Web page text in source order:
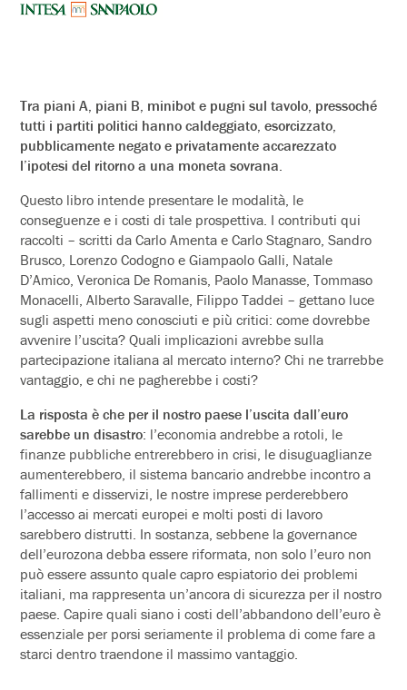
Tra piani A, piani B, minibot e pugni sul tavolo, pressoché
tutti i partiti politici hanno caldeggiato, esorcizzato,
pubblicamente negato e privatamente accarezzato
l’ipotesi del ritorno a una moneta sovrana.
Questo libro intende presentare le modalità, le
conseguenze e i costi di tale prospettiva. I contributi qui
raccolti – scritti da Carlo Amenta e Carlo Stagnaro, Sandro
Brusco, Lorenzo Codogno e Giampaolo Galli, Natale
D’Amico, Veronica De Romanis, Paolo Manasse, Tommaso
Monacelli, Alberto Saravalle, Filippo Taddei – gettano luce
sugli aspetti meno conosciuti e più critici: come dovrebbe
avvenire l’uscita? Quali implicazioni avrebbe sulla
partecipazione italiana al mercato interno? Chi ne trarrebbe
vantaggio, e chi ne pagherebbe i costi?
La risposta è che per il nostro paese l’uscita dall’euro
sarebbe un disastro: l’economia andrebbe a rotoli, le
finanze pubbliche entrerebbero in crisi, le disuguaglianze
aumenterebbero, il sistema bancario andrebbe incontro a
fallimenti e disservizi, le nostre imprese perderebbero
l’accesso ai mercati europei e molti posti di lavoro
sarebbero distrutti. In sostanza, sebbene la governance
dell’eurozona debba essere riformata, non solo l’euro non
può essere assunto quale capro espiatorio dei problemi
italiani, ma rappresenta un’ancora di sicurezza per il nostro
paese. Capire quali siano i costi dell’abbandono dell’euro è
essenziale per porsi seriamente il problema di come fare a
starci dentro traendone il massimo vantaggio.